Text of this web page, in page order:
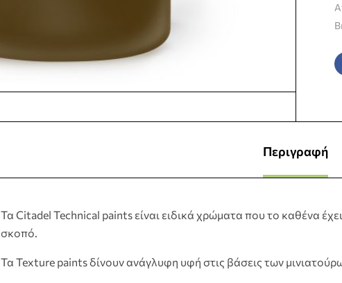
Περιγραφή
Τα Citadel Technical paints είναι ειδικά χρώματα που το καθένα
σκοπό.
Τα Texture paints δίνουν ανάγλυφη υφή στις βάσεις των